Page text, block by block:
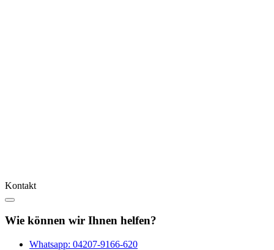
Kontakt
Wie können wir Ihnen helfen?
Whatsapp: 04207-9166-620